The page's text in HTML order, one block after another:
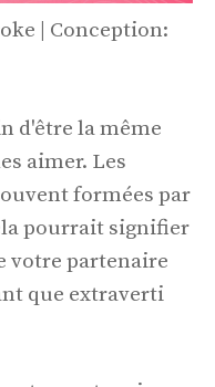
| Conception:
d'être la même
aimer. Les
formées par
pourrait signifier
votre partenaire
que extraverti